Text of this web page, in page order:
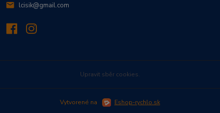
lcisik@gmail.com
Upravit sběr cookies.
Vytvorené na Eshop-rychlo.sk